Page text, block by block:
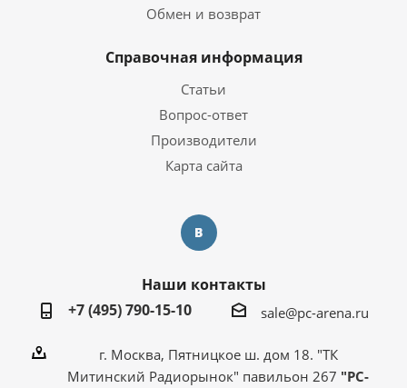
Обмен и возврат
Справочная информация
Статьи
Вопрос-ответ
Производители
Карта сайта
Наши контакты
+7 (495) 790-15-10
sale@pc-arena.ru
г. Москва, Пятницкое ш. дом 18. "ТК
Митинский Радиорынок" павильон 267 "PC-